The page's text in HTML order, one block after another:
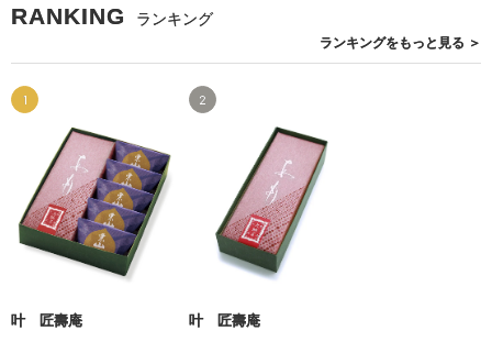
RANKING ランキング
ランキングをもっと見る ＞
1
叶 匠壽庵
2
叶 匠壽庵